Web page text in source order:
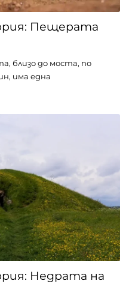
Пещерата
близо до моста, по
има една
Недрата на